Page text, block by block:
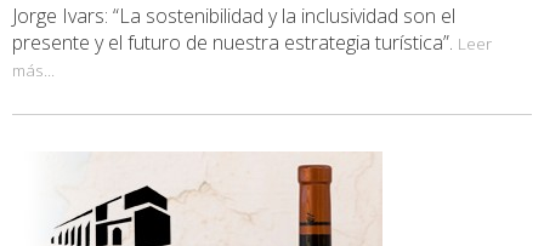
Jorge Ivars: “La sostenibilidad y la inclusividad son el
presente y el futuro de nuestra estrategia turística”. Leer
más...